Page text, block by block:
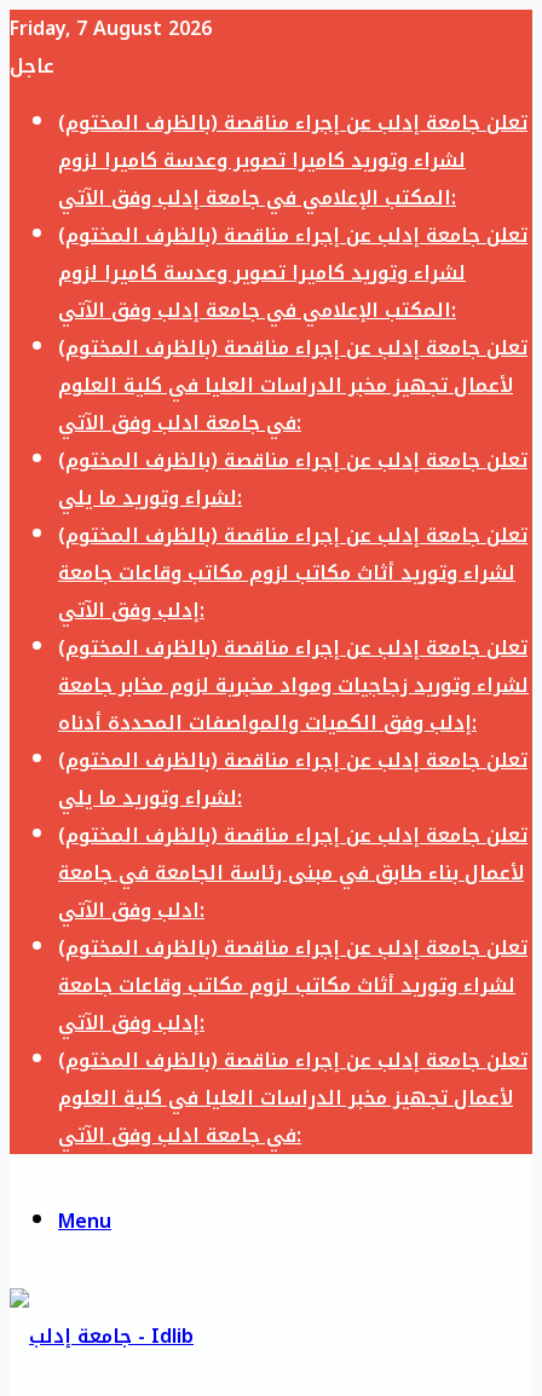
Friday, 7 August 2026
عاجل
تعلن جامعة إدلب عن إجراء مناقصة (بالظرف المختوم)
لشراء وتوريد كاميرا تصوير وعدسة كاميرا لزوم
المكتب الإعلامي في جامعة إدلب وفق الآتي:
تعلن جامعة إدلب عن إجراء مناقصة (بالظرف المختوم)
لشراء وتوريد كاميرا تصوير وعدسة كاميرا لزوم
المكتب الإعلامي في جامعة إدلب وفق الآتي:
تعلن جامعة إدلب عن إجراء مناقصة (بالظرف المختوم)
لأعمال تجهيز مخبر الدراسات العليا في كلية العلوم
في جامعة ادلب وفق الآتي:
تعلن جامعة إدلب عن إجراء مناقصة (بالظرف المختوم)
لشراء وتوريد ما يلي:
تعلن جامعة إدلب عن إجراء مناقصة (بالظرف المختوم)
لشراء وتوريد أثاث مكاتب لزوم مكاتب وقاعات جامعة
إدلب وفق الآتي:
تعلن جامعة إدلب عن إجراء مناقصة (بالظرف المختوم)
لشراء وتوريد زجاجيات ومواد مخبرية لزوم مخابر جامعة
إدلب وفق الكميات والمواصفات المحددة أدناه:
تعلن جامعة إدلب عن إجراء مناقصة (بالظرف المختوم)
لشراء وتوريد ما يلي:
تعلن جامعة إدلب عن إجراء مناقصة (بالظرف المختوم)
لأعمال بناء طابق في مبنى رئاسة الجامعة في جامعة
ادلب وفق الآتي:
تعلن جامعة إدلب عن إجراء مناقصة (بالظرف المختوم)
لشراء وتوريد أثاث مكاتب لزوم مكاتب وقاعات جامعة
إدلب وفق الآتي:
تعلن جامعة إدلب عن إجراء مناقصة (بالظرف المختوم)
لأعمال تجهيز مخبر الدراسات العليا في كلية العلوم
في جامعة ادلب وفق الآتي:
Menu